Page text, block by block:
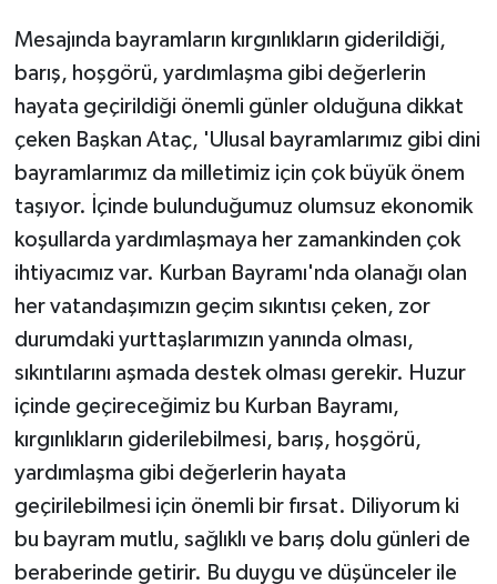
Mesajında bayramların kırgınlıkların giderildiği,
barış, hoşgörü, yardımlaşma gibi değerlerin
hayata geçirildiği önemli günler olduğuna dikkat
çeken Başkan Ataç, 'Ulusal bayramlarımız gibi dini
bayramlarımız da milletimiz için çok büyük önem
taşıyor. İçinde bulunduğumuz olumsuz ekonomik
koşullarda yardımlaşmaya her zamankinden çok
ihtiyacımız var. Kurban Bayramı'nda olanağı olan
her vatandaşımızın geçim sıkıntısı çeken, zor
durumdaki yurttaşlarımızın yanında olması,
sıkıntılarını aşmada destek olması gerekir. Huzur
içinde geçireceğimiz bu Kurban Bayramı,
kırgınlıkların giderilebilmesi, barış, hoşgörü,
yardımlaşma gibi değerlerin hayata
geçirilebilmesi için önemli bir fırsat. Diliyorum ki
bu bayram mutlu, sağlıklı ve barış dolu günleri de
beraberinde getirir. Bu duygu ve düşünceler ile